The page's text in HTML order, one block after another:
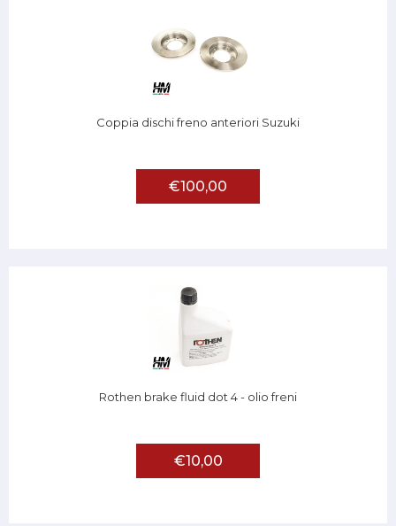
Coppia dischi freno anteriori Suzuki
€100,00
Rothen brake fluid dot 4 - olio freni
€10,00